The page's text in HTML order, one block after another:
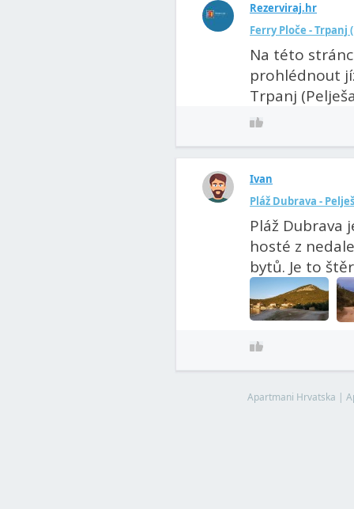
Rezerviraj.hr
Ferry Ploče - Trpanj
Na této
prohlédnout
Trpanj
Ivan
Pláž Dubrava -
Pláž Dubrava
hosté z
bytů. Je to
Apartmani Hrvatska |